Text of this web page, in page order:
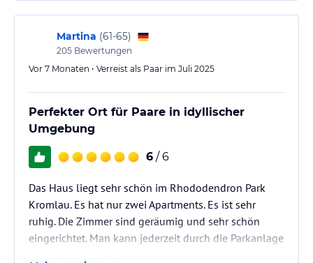
Martina (61-65)
205 Bewertungen
Vor 7 Monaten • Verreist als Paar im Juli 2025
Perfekter Ort für Paare in idyllischer
Umgebung
6 / 6
Das Haus liegt sehr schön im Rhododendron Park
Kromlau. Es hat nur zwei Apartments. Es ist sehr
ruhig. Die Zimmer sind geräumig und sehr schön
eingerichtet. Man kann jederzeit durch die Parkanlage